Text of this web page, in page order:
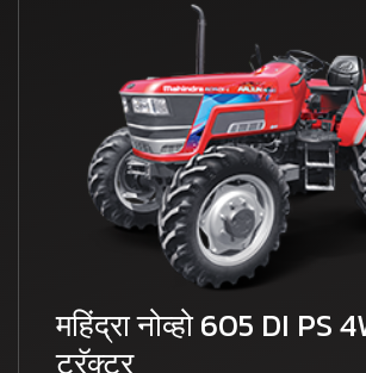
महिंद्रा नोव्हो 605 DI PS
ट्रॅक्टर